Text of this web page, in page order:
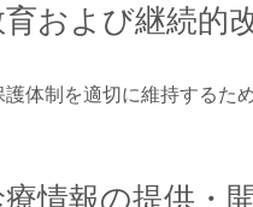
育および継続的
体制を適切に維持するた
療情報の提供・